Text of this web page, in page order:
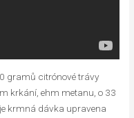
gramů citrónové trávy
krkání, ehm metanu, o 33
krmná dávka upravena